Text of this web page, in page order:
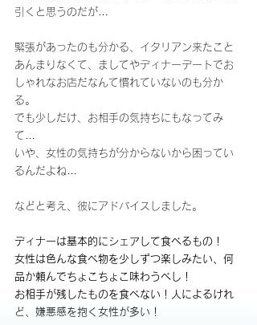
引くと思うのだが…
緊張があったのも分かる、イタリアン来たこと
あんまりなくて、ましてやディナーデートでお
しゃれなお店だなんて慣れていないのも分か
る。
でも少しだけ、お相手の気持ちにもなってみ
て…
いや、女性の気持ちが分からないから困ってい
るんだよね…
などと考え、彼にアドバイスしました。
ディナーは基本的にシェアして食べるもの！
女性は色んな食べ物を少しずつ楽しみたい、何
品か頼んでちょこちょこ味わうべし！
お相手が残したものを食べない！人によるけれ
ど、嫌悪感を抱く女性が多い！